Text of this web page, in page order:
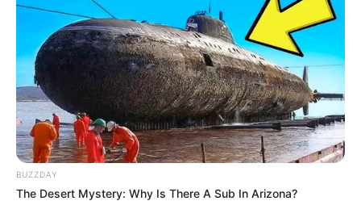
BUZZDAY
The Desert Mystery: Why Is There A Sub In Arizona?